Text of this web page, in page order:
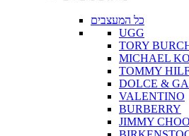
כל המעצבים
UGG
TORY
MICHAEL
TOMMY
DOLCE &
VALENTINO
BURBERRY
JIMMY CHOO